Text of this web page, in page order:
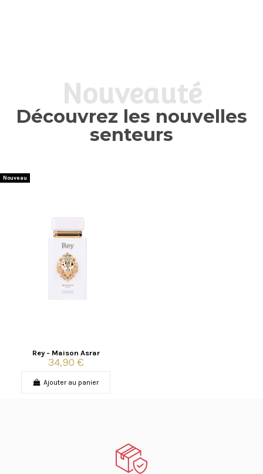
Nouveauté
Découvrez les nouvelles
senteurs
Nouveau
Rey - Maison Asrar
34,90 €
Ajouter au panier